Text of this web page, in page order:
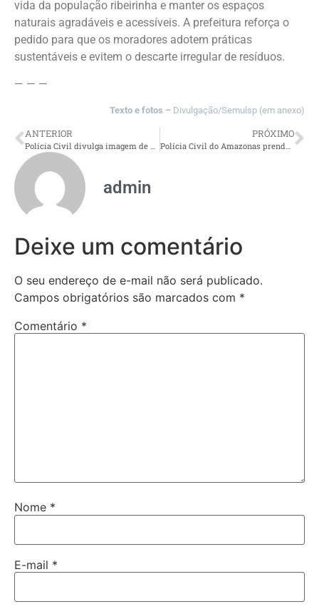
vida da população ribeirinha e manter os espaços
naturais agradáveis e acessíveis. A prefeitura reforça o
pedido para que os moradores adotem práticas
sustentáveis e evitem o descarte irregular de resíduos.
— — —
Texto e fotos – Divulgação/Semulsp (em anexo)
ANTERIOR PRÓXIMO
admin
Deixe um comentário
O seu endereço de e-mail não será publicado.
Campos obrigatórios são marcados com *
Comentário *
Nome *
E-mail *